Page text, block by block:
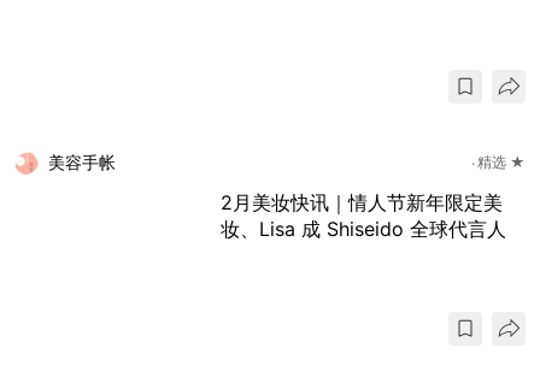
美容手帐 精选 ★
2月美妆快讯｜情人节新年限定美
妆、Lisa 成 Shiseido 全球代言人